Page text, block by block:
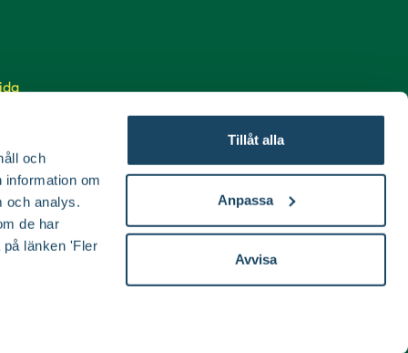
och
information om
och analys.
de har
länken 'Fler
Tillåt alla
Anpassa
Avvisa